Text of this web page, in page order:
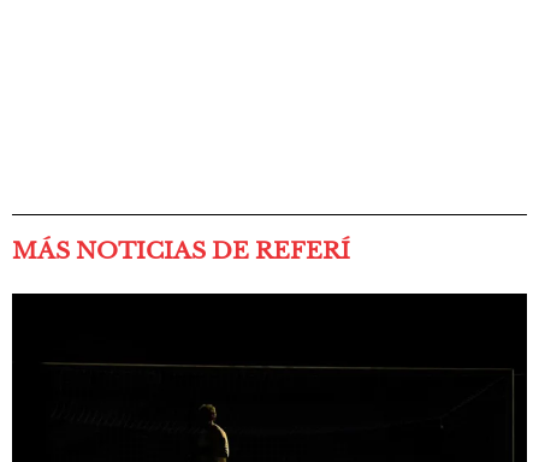
MÁS NOTICIAS DE REFERÍ